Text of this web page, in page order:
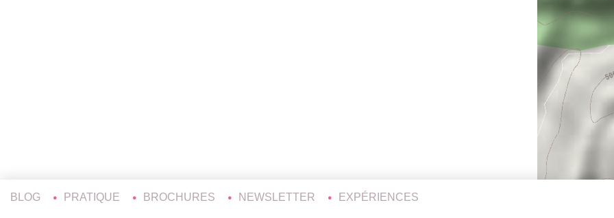
BLOG PRATIQUE BROCHURES NEWSLETTER EXPÉRIENCES